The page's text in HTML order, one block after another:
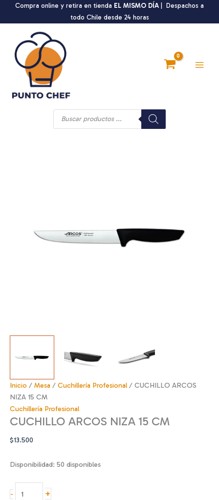
Compra online y retira en tienda EL MISMO DÍA | Despachos a
todo Chile desde 24 horas
Búsqueda
Inicio / Mesa / Cuchillería Profesional / CUCHILLO ARCOS
NIZA 15 CM
Cuchillería Profesional
CUCHILLO ARCOS NIZA 15 CM
$13.500
Disponibilidad: 50 disponibles
-
CUCHILLO
+